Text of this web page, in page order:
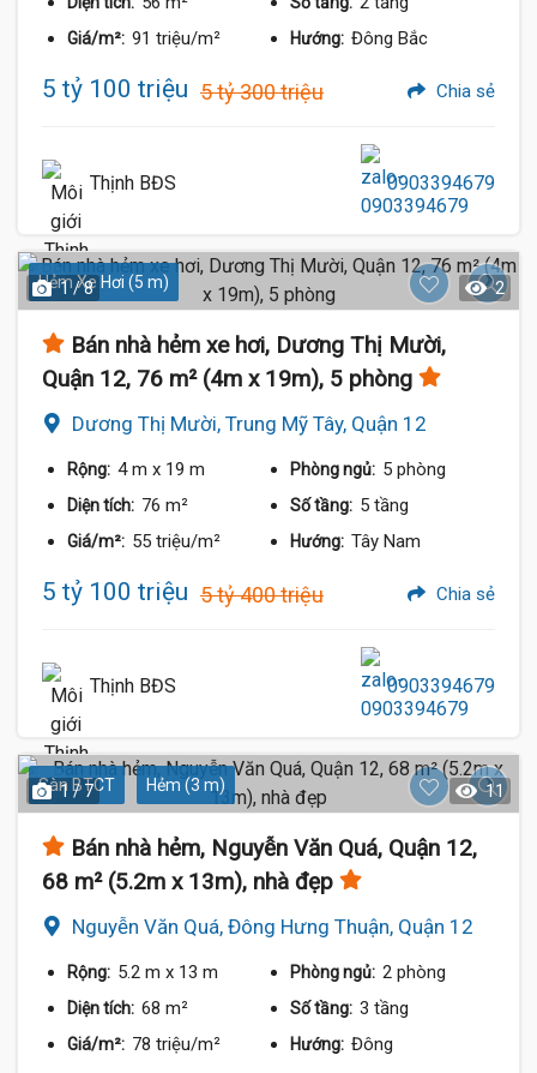
Giá/m²: 91 triệu/m² Hướng: Đông Bắc
5 tỷ 100 triệu 5 tỷ 300 triệu Chia sẻ
Thịnh BĐS 0903394679
Hẻm Xe Hơi (5 m)
1 / 8 2
Bán nhà hẻm xe hơi, Dương Thị Mười,
Quận 12, 76 m² (4m x 19m), 5 phòng
Dương Thị Mười, Trung Mỹ Tây, Quận 12
Rộng: 4 m x 19 m Phòng ngủ: 5 phòng
Diện tích: 76 m² Số tầng: 5 tầng
Giá/m²: 55 triệu/m² Hướng: Tây Nam
5 tỷ 100 triệu 5 tỷ 400 triệu Chia sẻ
Thịnh BĐS 0903394679
Sàn BTCT Hẻm (3 m)
1 / 7 11
Bán nhà hẻm, Nguyễn Văn Quá, Quận 12,
68 m² (5.2m x 13m), nhà đẹp
Nguyễn Văn Quá, Đông Hưng Thuận, Quận 12
Rộng: 5.2 m x 13 m Phòng ngủ: 2 phòng
Diện tích: 68 m² Số tầng: 3 tầng
Giá/m²: 78 triệu/m² Hướng: Đông